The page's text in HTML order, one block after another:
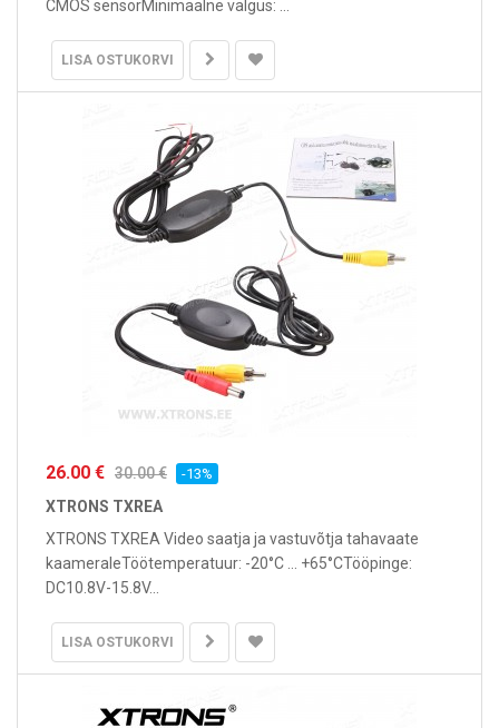
CMOS sensorMinimaalne valgus: ...
LISA OSTUKORVI
26.00 € 30.00 € -13%
XTRONS TXREA
XTRONS TXREA Video saatja ja vastuvõtja tahavaate
kaameraleTöötemperatuur: -20°C ... +65°CTööpinge:
DC10.8V-15.8V...
LISA OSTUKORVI